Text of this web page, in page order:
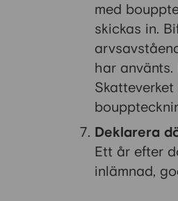
med
skickas in.
har
Deklarera
Ett år efter
inlämnad,